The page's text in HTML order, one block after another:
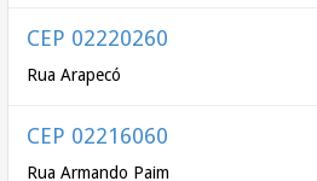
CEP 02220260
Rua Arapecó
CEP 02216060
Rua Armando Paim